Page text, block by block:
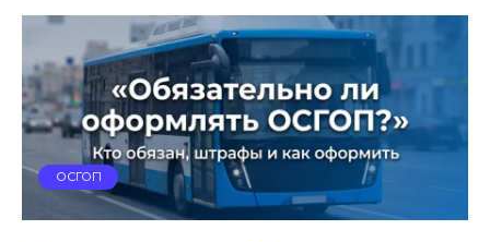
ОСГОП